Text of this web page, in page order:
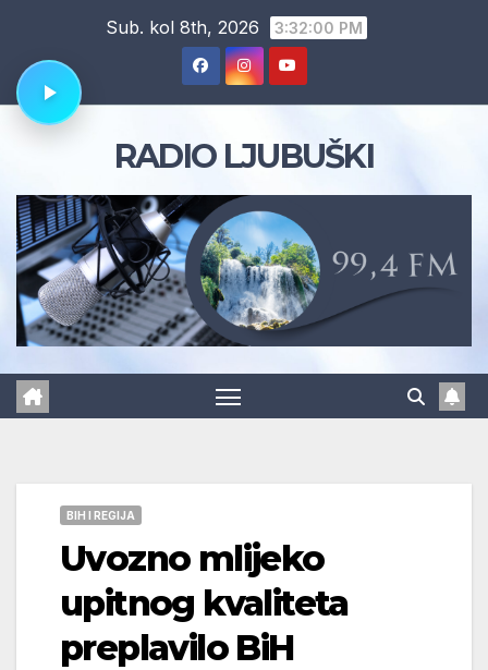
content
Sub. kol 8th, 2026 3:32:01 PM
RADIO LJUBUŠKI
BIH I REGIJA
Uvozno mlijeko
upitnog kvaliteta
preplavilo BiH